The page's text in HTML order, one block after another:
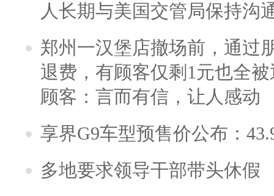
人长期与美国交管局保持沟
郑州一汉堡店撤场前，通过
退费，有顾客仅剩1元也全
顾客：言而有信，让人感动
享界G9车型预售价公布：
多地要求领导干部带头休假